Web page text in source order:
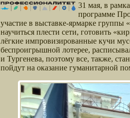
31 мая, в
программе
участие в выставке-ярмарке
научиться плести сети, готовить
лёгкие импровизированные кучи
беспроигрышной лотерее,
и Тургенева, поэтому все, также,
пойдут на оказание гуманитарной